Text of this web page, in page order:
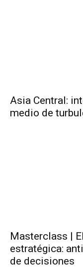
Asia Central:
medio de
Masterclass |
estratégica:
de decisiones